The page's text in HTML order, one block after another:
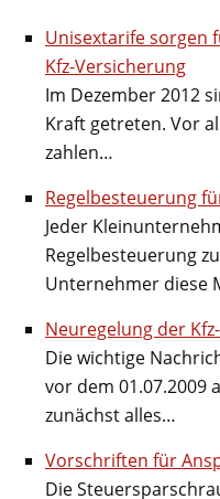
Unisextarife sorgen
Kfz-Versicherung
Im Dezember 2012
Kraft getreten. Vor
zahlen…
Regelbesteuerung
Jeder
Regelbesteuerung
Unternehmer diese
Neuregelung der
Die wichtige
vor dem 01.07.2009
zunächst alles…
Vorschriften für
Die